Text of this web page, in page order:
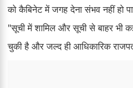
को कैबिनेट में जगह देना संभव नहीं हो
"सूची में शामिल और सूची से बाहर भी
चुकी है और जल्द ही आधिकारिक